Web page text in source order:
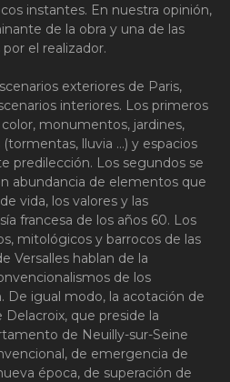
instantes. En nuestra opinión,
de la obra y una de las
el realizador.
exteriores de Paris,
interiores. Los primeros
monumentos, jardines,
lluvia …) y espacios
predilección. Los segundos se
abundancia de elementos que
vida, los valores y las
francesa de los años 60. Los
mitológicos y barrocos de las
Versalles hablan de la
de los
De igual modo, la acotación de
que preside la
de Neuilly-sur-Seine
de emergencia de
época, de superación de